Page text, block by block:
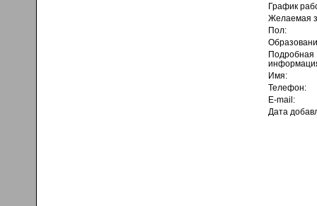
График
Желаемая
Пол:
Подробная
Имя:
Телефон:
E-mail:
Дата